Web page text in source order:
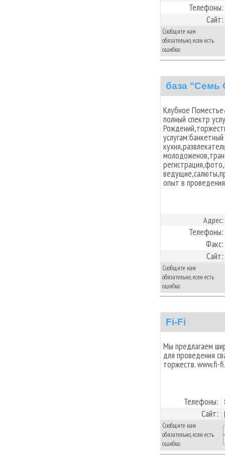
Телефоны:
Сайт:
Сообщите нам
обязательно, если есть
ошибка:
база "Семь
Клубное
полный спектр
опыт в
Адрес:
Телефоны:
Факс:
Сайт:
Сообщите нам
обязательно, если есть
ошибка:
Fi-Fi
Мы предлагаем
для проведения
торжеств. www.fi-
Телефоны:
Сайт:
Сообщите нам
обязательно, если есть
ошибка: